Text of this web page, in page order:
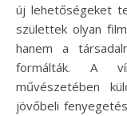
új lehetőségeket
születtek olyan
hanem a
formálták. A
művészetében
jövőbeli